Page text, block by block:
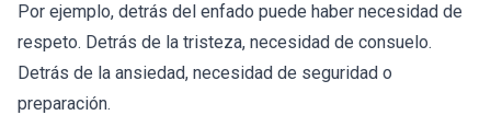
Por ejemplo, detrás del enfado puede haber necesidad de
respeto. Detrás de la tristeza, necesidad de consuelo.
Detrás de la ansiedad, necesidad de seguridad o
preparación.